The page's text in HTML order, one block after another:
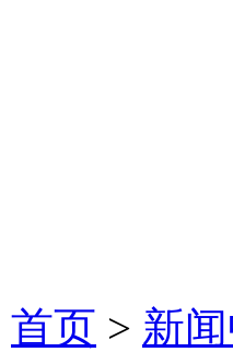
首页 > 新